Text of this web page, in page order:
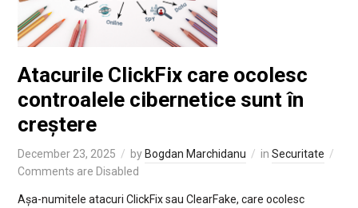
Atacurile ClickFix care ocolesc
controalele cibernetice sunt în
creștere
December 23, 2025 by Bogdan Marchidanu in Securitate
Comments are Disabled
Așa-numitele atacuri ClickFix sau ClearFake, care ocolesc